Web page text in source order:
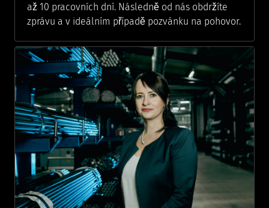
až 10 pracovních dní. Následně od nás obdržíte
zprávu a v ideálním případě pozvánku na pohovor.